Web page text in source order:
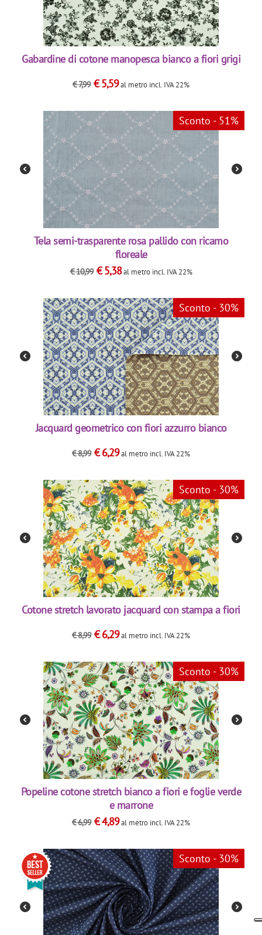
Gabardine di cotone manopesca bianco a fiori grigi
€7,99 €5,59al metro incl. IVA 22%
Sconto - 51%
Tela semi-trasparente rosa pallido con ricamo
floreale
€10,99 €5,38 al metro incl. IVA 22%
Sconto - 30%
Jacquard geometrico con fiori azzurro bianco
€8,99 €6,29al metro incl. IVA 22%
Sconto - 30%
Cotone stretch lavorato jacquard con stampa a fiori
€8,99 €6,29al metro incl. IVA 22%
Sconto - 30%
Popeline cotone stretch bianco a fiori e foglie verde
e marrone
€6,99 €4,89al metro incl. IVA 22%
Sconto - 30%